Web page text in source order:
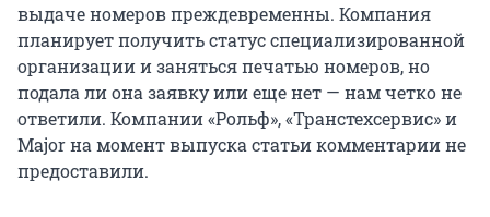
выдаче номеров преждевременны. Компания
планирует получить статус специализированной
организации и заняться печатью номеров, но
подала ли она заявку или еще нет — нам четко не
ответили. Компании «Рольф», «Транстехсервис» и
Major на момент выпуска статьи комментарии не
предоставили.